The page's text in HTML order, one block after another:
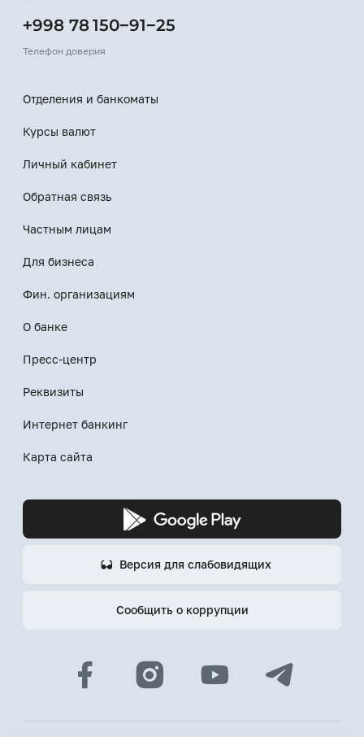
+998 78 150−91−25
Телефон доверия
Отделения и банкоматы
Курсы валют
Личный кабинет
Обратная связь
Частным лицам
Для бизнеса
Фин. организациям
О банке
Пресс-центр
Реквизиты
Интернет банкинг
Карта сайта
Версия для слабовидящих
Сообщить о коррупции